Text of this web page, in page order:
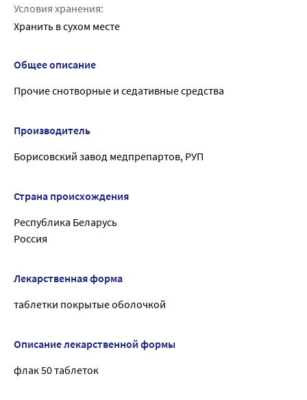
Условия хранения:
Хранить в сухом месте
Общее описание
Прочие снотворные и седативные средства
Производитель
Борисовский завод медпрепартов, РУП
Страна происхождения
Республика Беларусь
Россия
Лекарственная форма
таблетки покрытые оболочкой
Описание лекарственной формы
флак 50 таблеток